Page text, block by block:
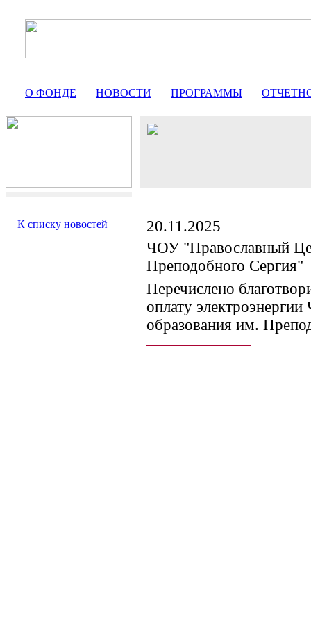
О ФОНДЕ НОВОСТИ ПРОГРАММЫ
К списку новостей
20.11.2025
ЧОУ "Православный
Преподобного Сергия"
Перечислено
оплату
образования им.